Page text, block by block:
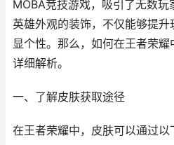
MOBA竞技游戏，吸引了无数
英雄外观的装饰，不仅能够提
显个性。那么，如何在王者荣
详细解析。
一、了解皮肤获取途径
在王者荣耀中，皮肤可以通过以